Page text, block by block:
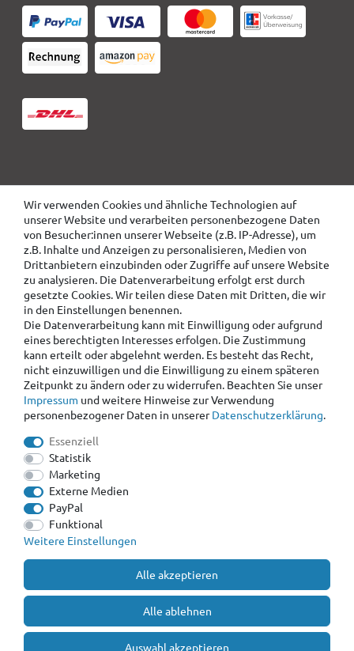
Wir verwenden Cookies und ähnliche Technologien auf
unserer Website und verarbeiten personenbezogene Daten
von Besucher:innen unserer Webseite (z.B. IP-Adresse), um
z.B. Inhalte und Anzeigen zu personalisieren, Medien von
Drittanbietern einzubinden oder Zugriffe auf unsere Website
zu analysieren. Die Datenverarbeitung erfolgt erst durch
gesetzte Cookies. Wir teilen diese Daten mit Dritten, die wir
in den Einstellungen benennen.
Die Datenverarbeitung kann mit Einwilligung oder aufgrund
eines berechtigten Interesses erfolgen. Die Zustimmung
kann erteilt oder abgelehnt werden. Es besteht das Recht,
nicht einzuwilligen und die Einwilligung zu einem späteren
Zeitpunkt zu ändern oder zu widerrufen. Beachten Sie unser
Impressum und weitere Hinweise zur Verwendung
personenbezogener Daten in unsererDaten­schutz­erklärung.
Essenziell
Statistik
Marketing
Externe Medien
PayPal
Funktional
Weitere Einstellungen
Alle akzeptieren
Alle ablehnen
Auswahl akzeptieren